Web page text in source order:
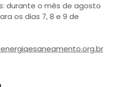
durante o mês de agosto
os dias 7, 8 e 9 de